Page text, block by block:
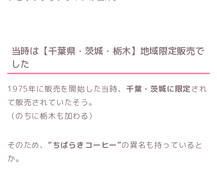
当時は【千葉県・茨城・栃木】地域限定販売で
した
1975年に販売を開始した当時、 千葉・茨城に限定され
て販売されていたそう。
（のちに栃木も加わる）
そのため、 “ちばらきコーヒー”の異名も持っていると
か。